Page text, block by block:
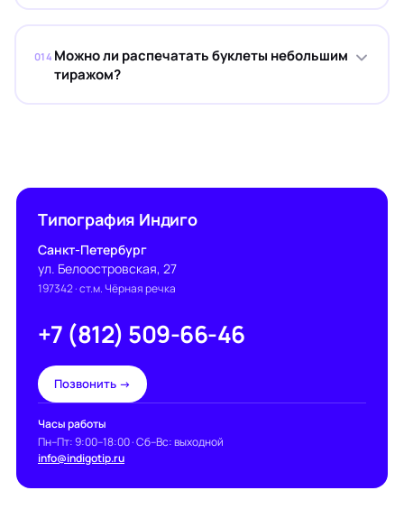
014 Можно ли распечатать буклеты небольшим
тиражом?
Типография Индиго
Санкт-Петербург
ул. Белоостровская, 27
197342· ст.м. Чёрная речка
+7 (812) 509-66-46
Позвонить →
Часы работы
Пн–Пт: 9:00–18:00 · Сб–Вс: выходной
info@indigotip.ru